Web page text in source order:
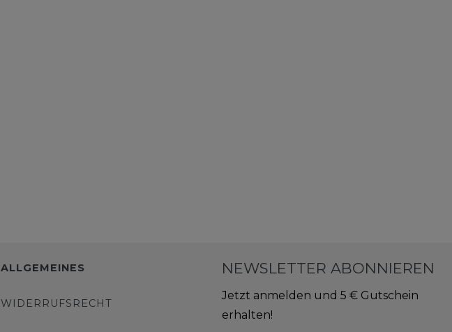
ALLGEMEINES
WIDERRUFSRECHT
NEWSLETTER ABONNIEREN
Jetzt anmelden und 5 € Gutschein
erhalten!